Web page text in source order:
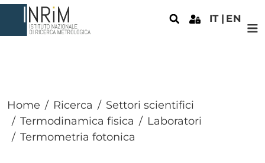
Salta al contenuto principale
IT EN
Home Ricerca
Settori scientifici
Termodinamica fisica
Laboratori
Termometria fotonica